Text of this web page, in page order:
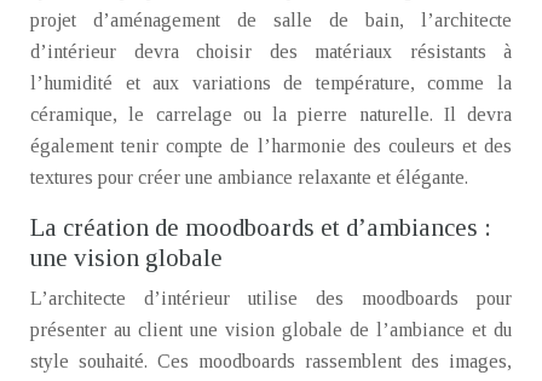
projet d’aménagement de salle de bain, l’architecte
d’intérieur devra choisir des matériaux résistants à
l’humidité et aux variations de température, comme la
céramique, le carrelage ou la pierre naturelle. Il devra
également tenir compte de l’harmonie des couleurs et des
textures pour créer une ambiance relaxante et élégante.
La création de moodboards et d’ambiances :
une vision globale
L’architecte d’intérieur utilise des moodboards pour
présenter au client une vision globale de l’ambiance et du
style souhaité. Ces moodboards rassemblent des images,